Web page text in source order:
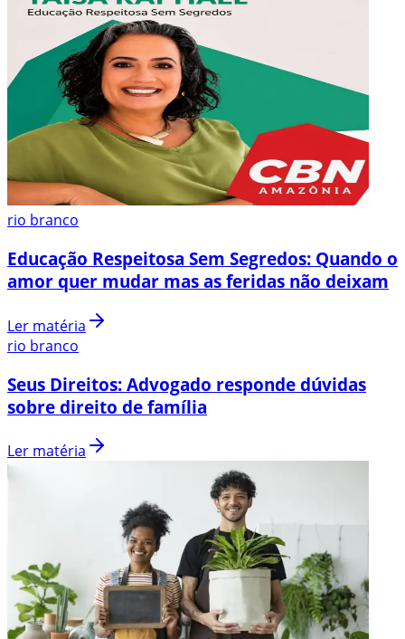
rio branco
Educação Respeitosa Sem Segredos: Quando o
amor quer mudar mas as feridas não deixam
Ler matéria
rio branco
Seus Direitos: Advogado responde dúvidas
sobre direito de família
Ler matéria